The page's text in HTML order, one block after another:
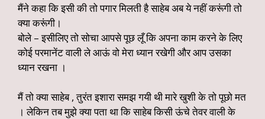
मैंने कहा कि इसी की तो पगार मिलती है साहेब अब ये नहीं करूंगी तो
क्या करूंगी।
बोले – इसीलिए तो सोचा आपसे पूछ लूँ कि अपना काम करने के लिए
कोई परमानेंट वाली ले आऊं वो मेरा ध्यान रखेगी और आप उसका
ध्यान रखना ।
मैं तो क्या साहेब , तुरंत इशारा समझ गयी थी मारे खुशी के तो पूछो मत
। लेकिन तब मुझे क्या पता था कि साहेब किसी ऊंचे तेवर वाली के